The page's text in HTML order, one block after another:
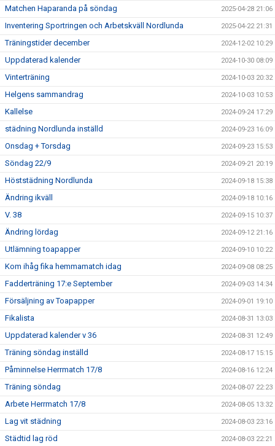
Matchen Haparanda på söndag 2025-04-28 21:06
Inventering Sportringen och Arbetskväll Nordlunda 2025-04-22 21:31
Träningstider december 2024-12-02 10:29
Uppdaterad kalender 2024-10-30 08:09
Vinterträning 2024-10-03 20:32
Helgens sammandrag 2024-10-03 10:53
Kallelse 2024-09-24 17:29
städning Nordlunda inställd 2024-09-23 16:09
Onsdag + Torsdag 2024-09-23 15:53
Söndag 22/9 2024-09-21 20:19
Höststädning Nordlunda 2024-09-18 15:38
Ändring ikväll 2024-09-18 10:16
V. 38 2024-09-15 10:37
Ändring lördag 2024-09-12 21:16
Utlämning toapapper 2024-09-10 10:22
Kom ihåg fika hemmamatch idag 2024-09-08 08:25
Fadderträning 17:e September 2024-09-03 14:34
Försäljning av Toapapper 2024-09-01 19:10
Fikalista 2024-08-31 13:03
Uppdaterad kalender v 36 2024-08-31 12:49
Träning söndag inställd 2024-08-17 15:15
Påminnelse Herrmatch 17/8 2024-08-16 12:24
Träning söndag 2024-08-07 22:23
Arbete Herrmatch 17/8 2024-08-05 13:32
Lag vit städning 2024-08-03 23:16
Städtid lag röd 2024-08-03 22:21